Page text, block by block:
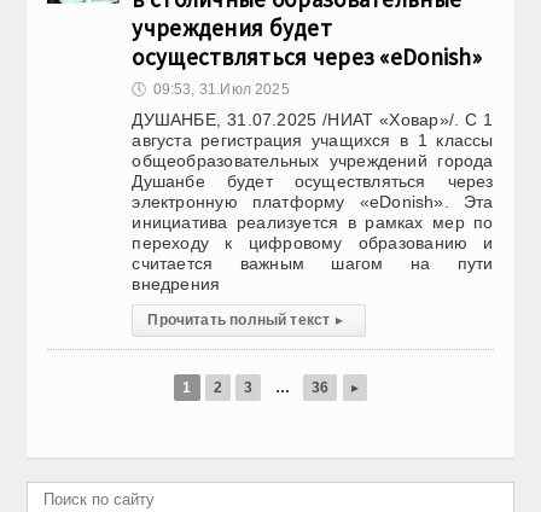
учреждения будет
осуществляться через «eDonish»
🕔 09:53, 31.Июл 2025
ДУШАНБЕ, 31.07.2025 /НИАТ «Ховар»/. С 1
августа регистрация учащихся в 1 классы
общеобразовательных учреждений города
Душанбе будет осуществляться через
электронную платформу «eDonish». Эта
инициатива реализуется в рамках мер по
переходу к цифровому образованию и
считается важным шагом на пути
внедрения
Прочитать полный текст ▸
1 2 3 … 36 ▸